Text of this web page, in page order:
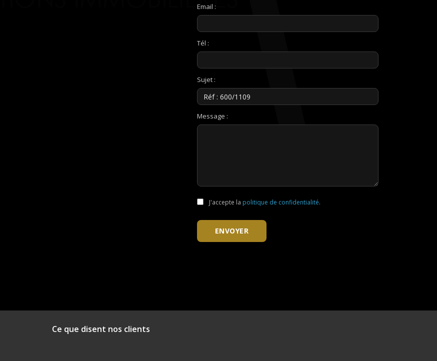
Email :
Tél :
Sujet :
Message :
J'accepte la politique de confidentialité.
ENVOYER
Ce que disent nos clients